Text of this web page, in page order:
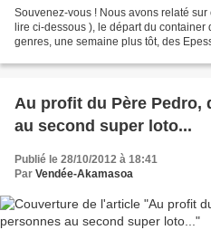
Souvenez-vous ! Nous avons relaté
lire ci-dessous ), le départ du
genres, une semaine plus tôt, des
Au profit du Père Pedro,
au second super loto...
Publié le 28/10/2012 à 18:41
Par Vendée-Akamasoa